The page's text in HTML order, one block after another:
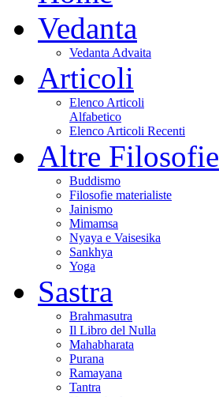
Vedanta
Vedanta Advaita
Articoli
Elenco Articoli
Alfabetico
Elenco Articoli Recenti
Altre Filosofie
Buddismo
Filosofie materialiste
Jainismo
Mimamsa
Nyaya e Vaisesika
Sankhya
Yoga
Sastra
Brahmasutra
Il Libro del Nulla
Mahabharata
Purana
Ramayana
Tantra